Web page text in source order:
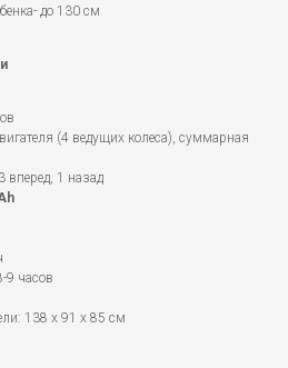
до 130 см
(4 ведущих колеса), суммарная
вперед, 1 назад
9 часов
138 х 91 х 85 см